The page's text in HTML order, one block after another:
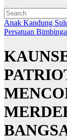
Anak Kandung
Persatuan